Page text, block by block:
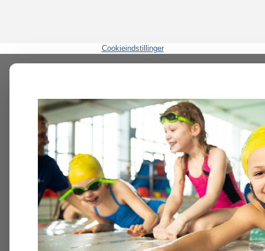
Cookieindstillinger